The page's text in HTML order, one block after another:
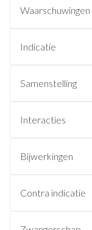
Waarschuwingen
Indicatie
Samenstelling
Interacties
Bijwerkingen
Contra indicatie